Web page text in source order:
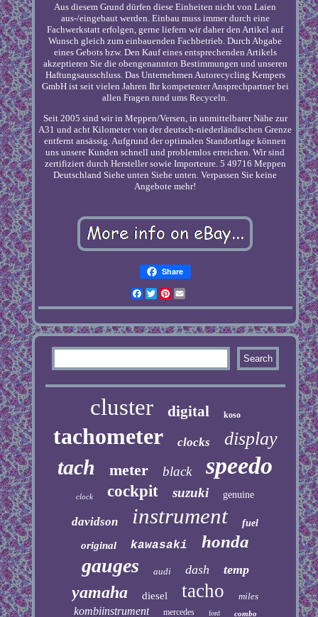
Aus diesem Grund dürfen diese Einheiten nicht von Laien
aus-/eingebaut werden. Einbau muss immer durch eine
Fachwerkstatt erfolgen, gerne liefern wir daher den Artikel auf
Wunsch gleich zum einbauenden Fachbetrieb. Durch Abgabe
eines Gebots bzw. Den Kauf eines entsprechenden Artikels
akzeptieren Sie die obengenannten Bestimmungen und unseren
Haftungsausschluss. Das Unternehmen Autorecycling Kempers
GmbH ist seit vielen Jahren Ihr kompetenter Ansprechpartner bei
allen Fragen rund ums Recyceln.
Seit 2005 sind wir in Meppen/Versen, in unmittelbarer Nähe zur
A31 und acht Kilometer von der deutsch-niederländischen Grenze
entfernt ansässig. Aufgrund der optimalen Standortlage können
uns unsere Kunden schnell und problemlos erreichen. Wir sind
zertifiziert durch Hersteller sowie Importeure. 5 49716 Meppen
Deutschland Siehe unten Siehe unten. Verpassen Sie keine
Angebote mehr!
Share
Facebook
TwitterPinterest
cluster digital koso
tachometer clocks display
tach meter black speedo
clock cockpit suzuki genuine
davidson instrument fuel
original kawasaki honda
gauges audi dash temp
yamaha diesel tacho miles
kombiinstrument mercedes ford combo